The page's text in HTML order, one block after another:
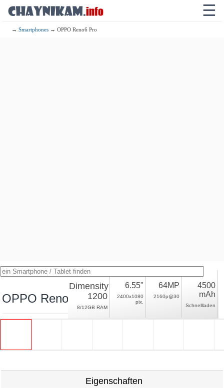
☰
→Smartphones → OPPO Reno6 Pro
OPPO Reno6 Pro
Dimensity
1200
8/12GB RAM
6.55"
2400x1080
pix.
64MP
2160p@30
4500
mAh
Schnellladen
Eigenschaften